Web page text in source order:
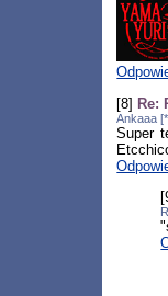
[8] Re:
Ankaaa
Super